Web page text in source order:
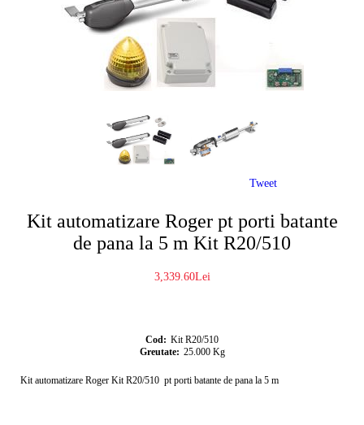
Kit automatizare Roger pt porti batante
de pana la 5 m Kit R20/510
3,339.60Lei
Cod: Kit R20/510
Greutate: 25.000 Kg
Kit automatizare Roger Kit R20/510 pt porti batante de pana la 5 m
Tweet